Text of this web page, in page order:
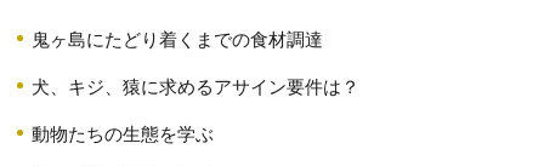
鬼ヶ島にたどり着くまでの食材調達
犬、キジ、猿に求めるアサイン要件は？
動物たちの生態を学ぶ